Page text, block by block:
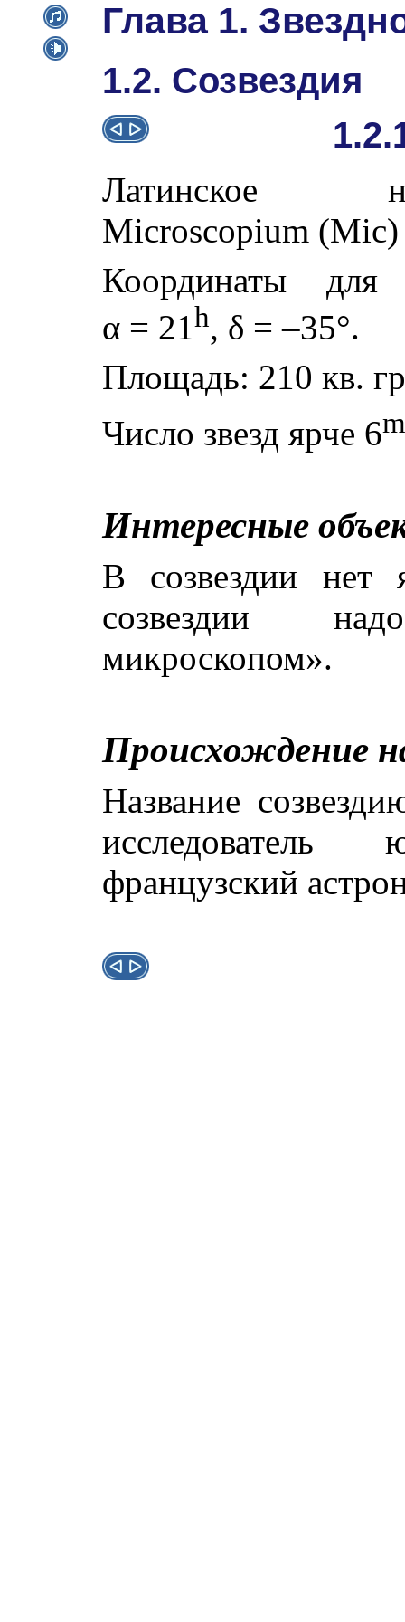
Глава 1.
1.2. Созвездия
Латинское
Microscopium (Mic)
Координаты для
α = 21h, δ = –35°.
Площадь: 210 кв.
Число звезд ярче 6m
Интересные
В созвездии нет
созвездии
микроскопом».
Происхождение
Название
французский